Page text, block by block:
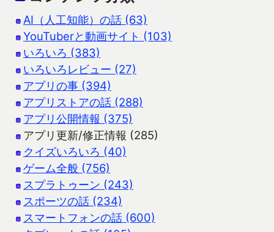
AI（人工知能）の話 (63)
YouTuberと動画サイト (103)
いろいろ (383)
いろいろレビュー (27)
アプリの事 (394)
アプリストアの話 (288)
アプリ公開情報 (375)
アプリ更新/修正情報 (285)
クイズいろいろ (40)
ゲーム全般 (756)
スプラトゥーン (243)
スポーツの話 (234)
スマートフォンの話 (600)